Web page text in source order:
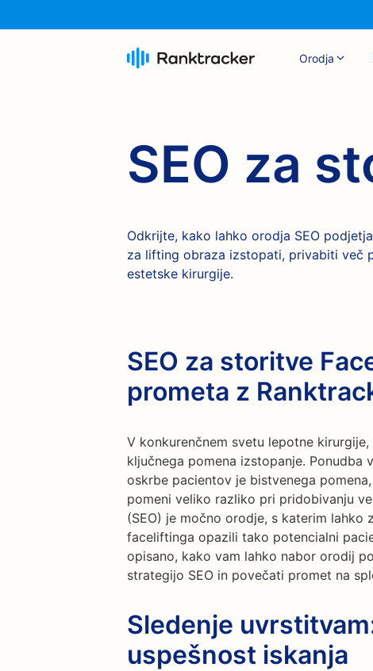
Orodja
SEO za
Odkrijte, kako lahko orodja SEO
za lifting obraza izstopati, privabiti več
estetske kirurgije.
SEO za storitve
prometa z
V konkurenčnem svetu lepotne
ključnega pomena izstopanje.
oskrbe pacientov je bistvenega
pomeni veliko razliko pri pridobivanju
(SEO) je močno orodje, s katerim
faceliftinga opazili tako potencialni
opisano, kako vam lahko nabor orodij
strategijo SEO in povečati promet na
Sledenje
uspešnost iskanja